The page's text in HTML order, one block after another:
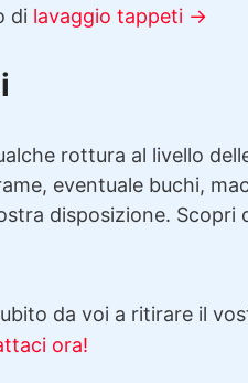
di lavaggio tappeti →
rottura al livello
eventuale buchi,
disposizione. Scopri
da voi a ritirare il
ora!